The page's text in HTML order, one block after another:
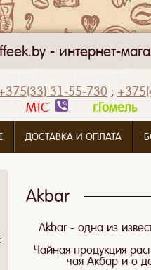
- интернет-
31-55-730 ;
МТС
ДОСТАВКА И ОПЛАТА
Akbar
Akbar - одна из
Чайная продукция
чая Акбар и о